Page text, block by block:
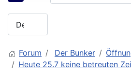
Forum Der Bunker
Heute 25.7 keine betreuten